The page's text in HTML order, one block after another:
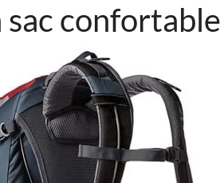
sac confortable